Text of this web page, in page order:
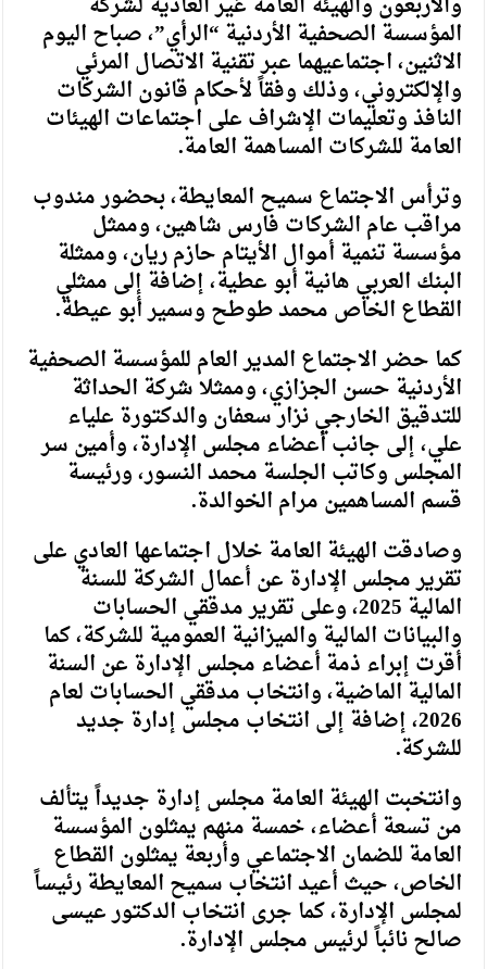
المؤسسة الصحفية الأردنية “الرأي”، صباح اليوم
الاثنين، اجتماعيهما عبر تقنية الاتصال المرئي
والإلكتروني، وذلك وفقاً لأحكام قانون الشركات
النافذ وتعليمات الإشراف على اجتماعات الهيئات
العامة للشركات المساهمة العامة.
وترأس الاجتماع سميح المعايطة، بحضور مندوب
مراقب عام الشركات فارس شاهين، وممثل
مؤسسة تنمية أموال الأيتام حازم ريان، وممثلة
البنك العربي هانية أبو عطية، إضافة إلى ممثلي
القطاع الخاص محمد طوطح وسمير أبو عيطة.
كما حضر الاجتماع المدير العام للمؤسسة الصحفية
الأردنية حسن الجزازي، وممثلا شركة الحداثة
للتدقيق الخارجي نزار سعفان والدكتورة علياء
علي، إلى جانب أعضاء مجلس الإدارة، وأمين سر
المجلس وكاتب الجلسة محمد النسور، ورئيسة
قسم المساهمين مرام الخوالدة.
وصادقت الهيئة العامة خلال اجتماعها العادي على
تقرير مجلس الإدارة عن أعمال الشركة للسنة
المالية 2025، وعلى تقرير مدققي الحسابات
والبيانات المالية والميزانية العمومية للشركة، كما
أقرت إبراء ذمة أعضاء مجلس الإدارة عن السنة
المالية الماضية، وانتخاب مدققي الحسابات لعام
2026، إضافة إلى انتخاب مجلس إدارة جديد
للشركة.
وانتخبت الهيئة العامة مجلس إدارة جديداً يتألف
من تسعة أعضاء، خمسة منهم يمثلون المؤسسة
العامة للضمان الاجتماعي وأربعة يمثلون القطاع
الخاص، حيث أعيد انتخاب سميح المعايطة رئيساً
لمجلس الإدارة، كما جرى انتخاب الدكتور عيسى
صالح نائباً لرئيس مجلس الإدارة.